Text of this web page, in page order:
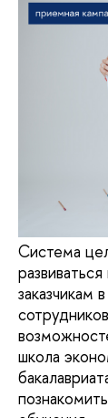
Система
заказчикам
школа